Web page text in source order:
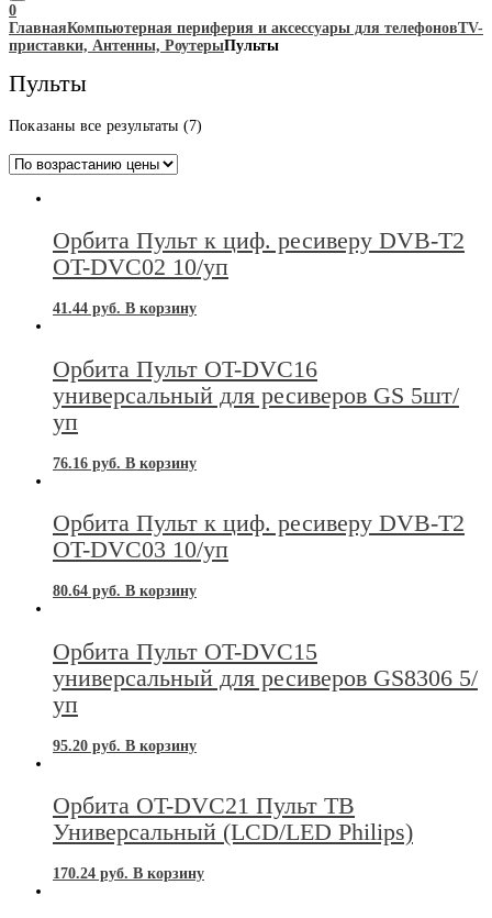
0
ГлавнаяКомпьютерная периферия и аксессуары для телефоновTV-
приставки, Антенны, РоутерыПульты
Пульты
Показаны все результаты (7)
Орбита Пульт к циф. ресиверу DVB-T2
OT-DVC02 10/уп
41.44 руб. В корзину
Орбита Пульт OT-DVC16
универсальный для ресиверов GS 5шт/
уп
76.16 руб. В корзину
Орбита Пульт к циф. ресиверу DVB-T2
OT-DVC03 10/уп
80.64 руб. В корзину
Орбита Пульт OT-DVC15
универсальный для ресиверов GS8306 5/
уп
95.20 руб. В корзину
Орбита OT-DVC21 Пульт ТВ
Универсальный (LCD/LED Philips)
170.24 руб. В корзину